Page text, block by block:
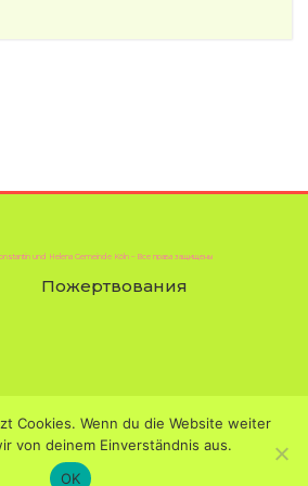
und Helena Gemeinde Köln – Все права защищены
Пожертвования
/ Spende
Cookies. Wenn du die Website weiter
von deinem Einverständnis aus.
OK